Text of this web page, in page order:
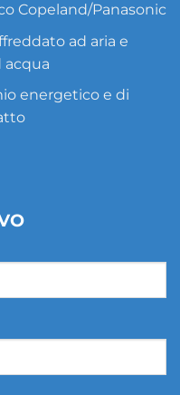
Copeland/Panasonic
ad aria e
acqua
energetico e di